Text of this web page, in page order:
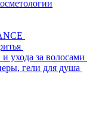
ухода за волосами
гели для душа